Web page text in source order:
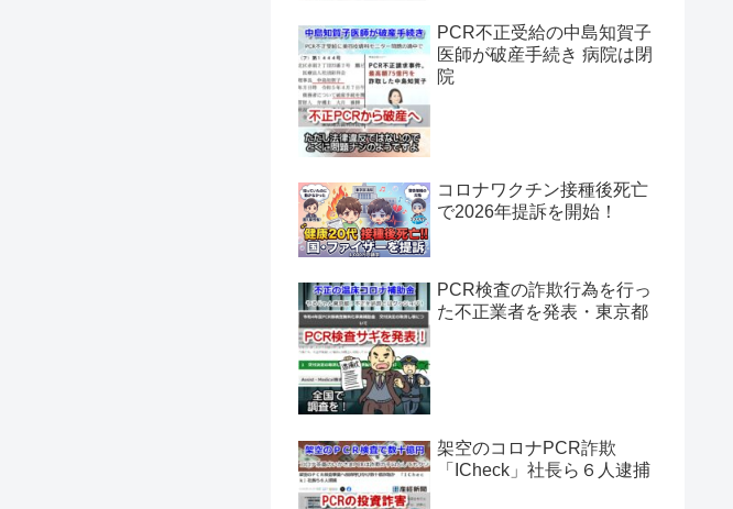
PCR不正受給の中島知賀子
医師が破産手続き 病院は閉
院
コロナワクチン接種後死亡
で2026年提訴を開始！
PCR検査の詐欺行為を行っ
た不正業者を発表・東京都
架空のコロナPCR詐欺
「ICheck」社長ら６人逮捕